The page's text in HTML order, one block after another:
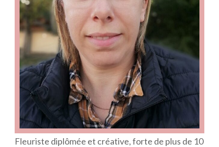
Fleuriste diplômée et créative, forte de plus de 10